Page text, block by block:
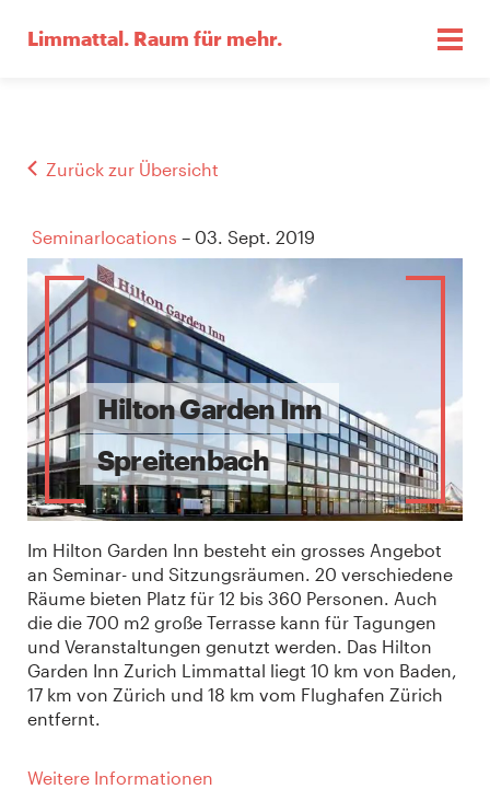
Limmattal. Raum für mehr.
Zurück zur Übersicht
Seminarlocations – 03. Sept. 2019
Hilton Garden Inn
Spreitenbach
Im Hilton Garden Inn besteht ein grosses Angebot
an Seminar- und Sitzungsräumen. 20 verschiedene
Räume bieten Platz für 12 bis 360 Personen. Auch
die die 700 m2 große Terrasse kann für Tagungen
und Veranstaltungen genutzt werden. Das Hilton
Garden Inn Zurich Limmattal liegt 10 km von Baden,
17 km von Zürich und 18 km vom Flughafen Zürich
entfernt.
Weitere Informationen